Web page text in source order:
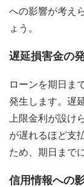
への影響が考え
ょう。
遅延損害金の
ローンを期日ま
発生します。遅
上限金利が設け
が遅れるほど支
ため、期日まで
信用情報への